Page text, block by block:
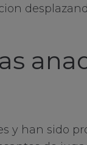
y han sido